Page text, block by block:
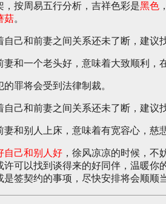
，按周易五行分析，吉祥色彩是黑色
菇。
己和前妻之间关系还未了断，建议
和一个老头好，意味着大致顺利，
罪将会受到法律制裁。
己和前妻之间关系还未了断，建议
和别人上床，意味着有宽容心，慈
自己和别人好 ，徐风凉凉的时候，
许可以找到谈得来的好同伴，温暖
签契约的事项，尽快安排将会顺顺